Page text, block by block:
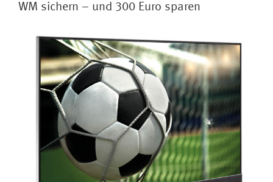
WM sichern – und 300 Euro sparen